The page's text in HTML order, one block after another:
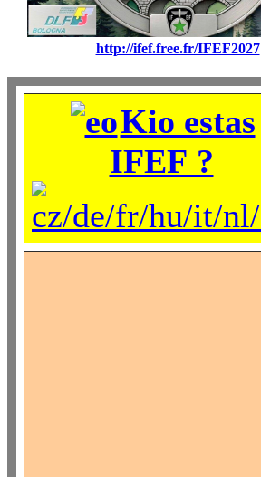
http://ifef.free.fr/IFEF2027
Kio estas
IFEF ?